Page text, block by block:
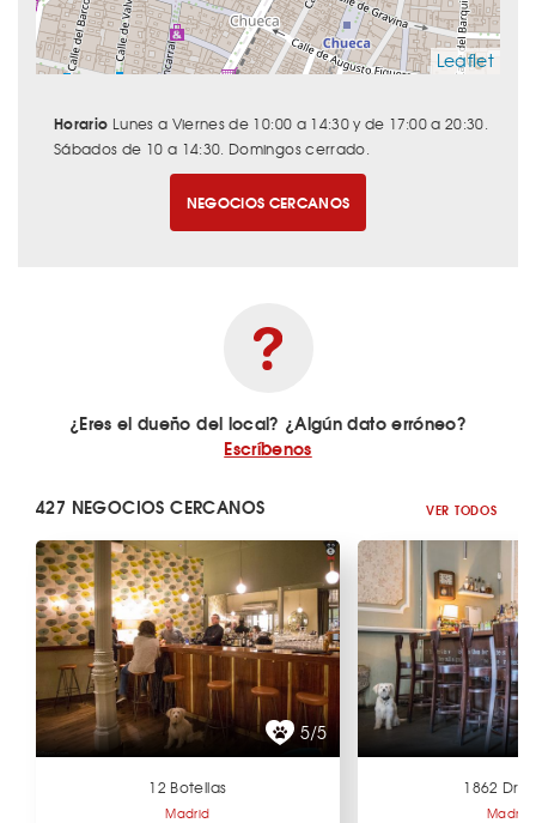
Leaflet
Horario Lunes a Viernes de 10:00 a 14:30 y de 17:00 a 20:30.
Sábados de 10 a 14:30. Domingos cerrado.
NEGOCIOS CERCANOS
¿Eres el dueño del local? ¿Algún dato erróneo?
Escríbenos
427 NEGOCIOS CERCANOS VER TODOS
5/5
12 Botellas
Madrid
1862 Dry
Madrid